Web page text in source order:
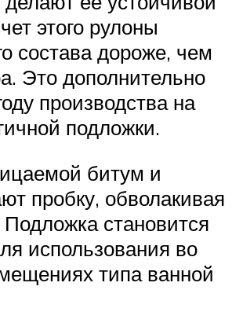
этого рулоны
состава дороже, чем
Это дополнительно
производства на
подложки.
битум и
пробку, обволакивая
становится
использования во
типа ванной